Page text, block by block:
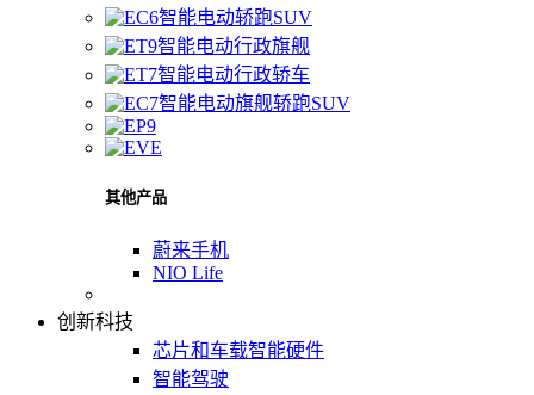
智能电动轿跑SUV
智能电动行政旗舰
智能电动行政轿车
智能电动旗舰轿跑SUV
其他产品
蔚来手机
NIO Life
创新科技
芯片和车载智能硬件
智能驾驶